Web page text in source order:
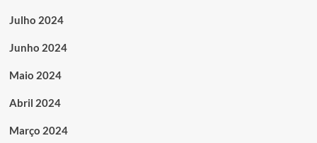
Julho 2024
Junho 2024
Maio 2024
Abril 2024
Março 2024